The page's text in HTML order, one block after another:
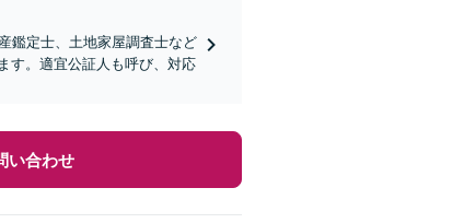
鑑定士、土地家屋調査士など
す。適宜公証人も呼び、対応
い合わせ